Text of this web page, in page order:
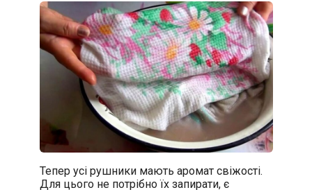
Тепер усі рушники мають аромат свіжості.
Для цього не потрібно їх запирати, є